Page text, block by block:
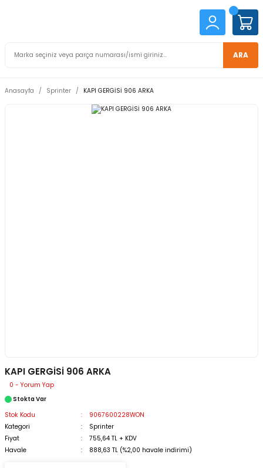
ARA
Anasayfa Sprinter KAPI GERGİSİ 906 ARKA
KAPI GERGİSİ 906 ARKA
0 - Yorum Yap
Stokta Var
Stok Kodu
9067600228WON
Kategori
Sprinter
Fiyat
755,64 TL + KDV
Havale
888,63 TL (%2,00 havale indirimi)